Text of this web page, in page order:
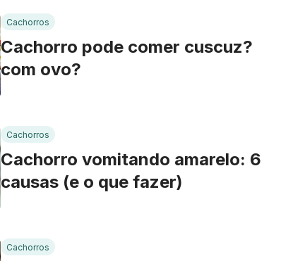
Cachorros
Cachorro pode comer cuscuz?
com ovo?
Cachorros
Cachorro vomitando amarelo: 6
causas (e o que fazer)
Cachorros